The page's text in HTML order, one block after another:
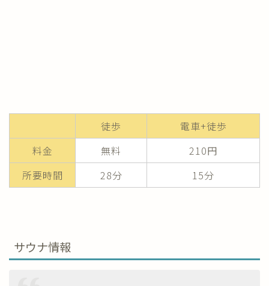
徒歩
電車+徒歩
料金
無料
210円
所要時間
28分 15分
サウナ情報